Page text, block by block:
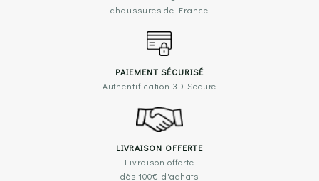
chaussures de France
PAIEMENT SÉCURISÉ
Authentification 3D Secure
LIVRAISON OFFERTE
Livraison offerte
dès 100€ d'achats